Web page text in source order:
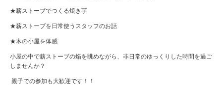
★薪ストーブでつくる焼き芋
★薪ストーブを日常使うスタッフのお話
★木の小屋を体感
小屋の中で薪ストーブの焔を眺めながら、非日常のゆっくりした時間を過ご
しませんか？
親子での参加も大歓迎です！！